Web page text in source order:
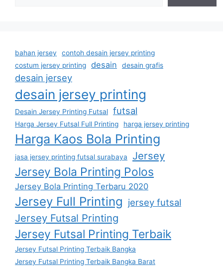
bahan jersey
contoh desain jersey printing
costum jersey printing
desain desain grafis
desain jersey
desain jersey printing
Desain Jersey Printing Futsal futsal
Harga Jersey Futsal Full Printing harga jersey printing
Harga Kaos Bola Printing
jasa jersey printing futsal surabaya Jersey
Jersey Bola Printing Polos
Jersey Bola Printing Terbaru 2020
Jersey Full Printing jersey futsal
Jersey Futsal Printing
Jersey Futsal Printing Terbaik
Jersey Futsal Printing Terbaik Bangka
Jersey Futsal Printing Terbaik Bangka Barat